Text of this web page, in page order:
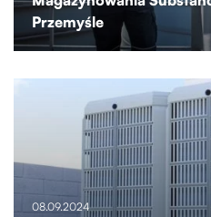
Przemyśle
08.09.2024